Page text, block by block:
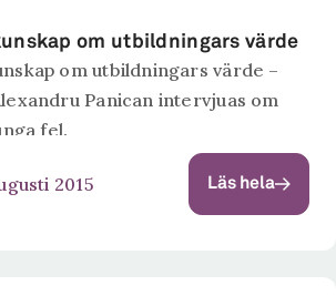
om utbildningars värde
om utbildningars värde –
Panican intervjuas om
fel.
2015 Läs hela